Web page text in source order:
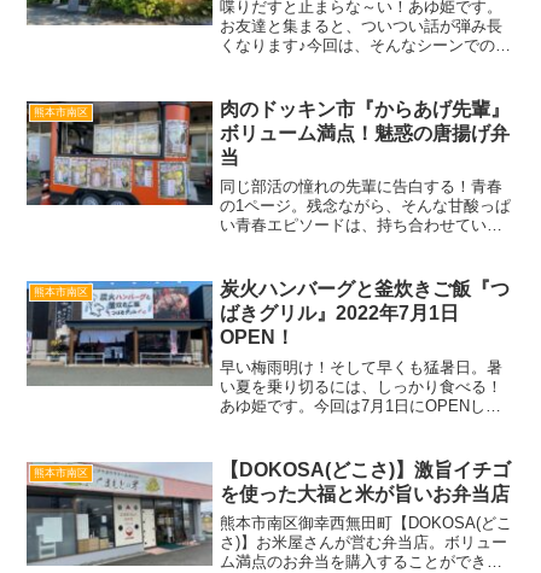
喋りだすと止まらな～い！あゆ姫です。
お友達と集まると、ついつい話が弾み長
くなります♪今回は、そんなシーンでの利
にある『BABY FACE PLANETS(ベビー
フェイス...
熊本市南区
肉のドッキン市『からあげ先輩』
ボリューム満点！魅惑の唐揚げ弁
当
同じ部活の憧れの先輩に告白する！青春
の1ページ。残念ながら、そんな甘酸っぱ
い青春エピソードは、持ち合わせていな
が好きになった先輩は、結構つっぱって
いる様子。今回は、...
熊本市南区
炭火ハンバーグと釜炊きご飯『つ
ばきグリル』2022年7月1日
OPEN！
早い梅雨明け！そして早くも猛暑日。暑
い夏を乗り切るには、しっかり食べる！
あゆ姫です。今回は7月1日にOPENした
オンタウン西熊本』内。炭火ハンバーグ
と釜炊きご飯『つばき...
熊本市南区
【DOKOSA(どこさ)】激旨イチゴ
を使った大福と米が旨いお弁当店
熊本市南区御幸西無田町【DOKOSA(どこ
さ)】お米屋さんが営む弁当店。ボリュー
ム満点のお弁当を購入することができま